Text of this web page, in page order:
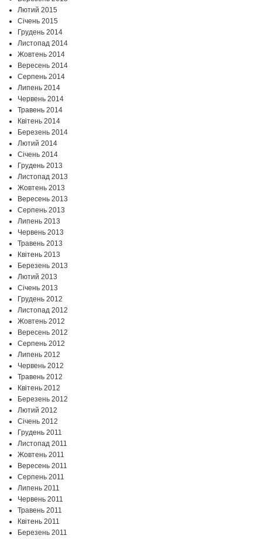
Лютий 2015
Січень 2015
Грудень 2014
Листопад 2014
Жовтень 2014
Вересень 2014
Серпень 2014
Липень 2014
Червень 2014
Травень 2014
Квітень 2014
Березень 2014
Лютий 2014
Січень 2014
Грудень 2013
Листопад 2013
Жовтень 2013
Вересень 2013
Серпень 2013
Липень 2013
Червень 2013
Травень 2013
Квітень 2013
Березень 2013
Лютий 2013
Січень 2013
Грудень 2012
Листопад 2012
Жовтень 2012
Вересень 2012
Серпень 2012
Липень 2012
Червень 2012
Травень 2012
Квітень 2012
Березень 2012
Лютий 2012
Січень 2012
Грудень 2011
Листопад 2011
Жовтень 2011
Вересень 2011
Серпень 2011
Липень 2011
Червень 2011
Травень 2011
Квітень 2011
Березень 2011